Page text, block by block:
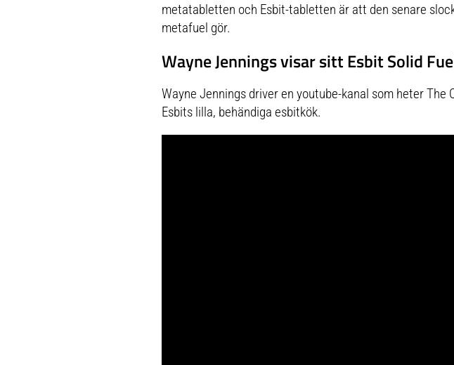
metatabletten och Esbit-tabletten är att den senare
metafuel gör.
Wayne Jennings visar sitt Esbit Solid
Wayne Jennings driver en youtube-kanal som heter
Esbits lilla, behändiga esbitkök.